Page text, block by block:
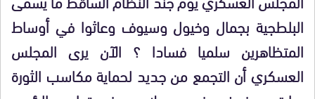
البلطجية بجمال وخيول وسيوف وعاثوا في أوساط
المتظاهرين سلميا فسادا ؟ الآن يرى المجلس
العسكري أن التجمع من جديد لحماية مكاسب الثورة